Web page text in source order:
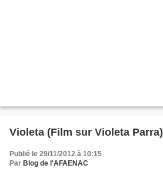
Violeta (Film sur Violeta Parra)
Publié le 29/11/2012 à 10:15
Par Blog de l'AFAENAC